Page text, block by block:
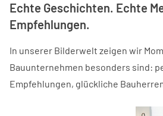
Echte Geschichten. Echte
Empfehlungen.
In unserer Bilderwelt zeigen wir
Bauunternehmen besonders sind:
Empfehlungen, glückliche